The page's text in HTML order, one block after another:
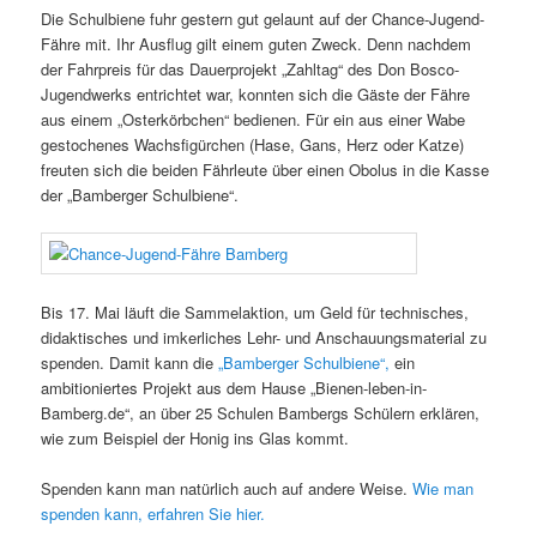
Die Schulbiene fuhr gestern gut gelaunt auf der Chance-Jugend-
Fähre mit. Ihr Ausflug gilt einem guten Zweck. Denn nachdem
der Fahrpreis für das Dauerprojekt „Zahltag“ des Don Bosco-
Jugendwerks entrichtet war, konnten sich die Gäste der Fähre
aus einem „Osterkörbchen“ bedienen. Für ein aus einer Wabe
gestochenes Wachsfigürchen (Hase, Gans, Herz oder Katze)
freuten sich die beiden Fährleute über einen Obolus in die Kasse
der „Bamberger Schulbiene“.
Bis 17. Mai läuft die Sammelaktion, um Geld für technisches,
didaktisches und imkerliches Lehr- und Anschauungsmaterial zu
spenden. Damit kann die„Bamberger Schulbiene“, ein
ambitioniertes Projekt aus dem Hause „Bienen-leben-in-
Bamberg.de“, an über 25 Schulen Bambergs Schülern erklären,
wie zum Beispiel der Honig ins Glas kommt.
Spenden kann man natürlich auch auf andere Weise.Wie man
spenden kann, erfahren Sie hier.